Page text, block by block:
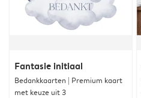
Fantasie initiaal
Bedankkaarten | Premium kaart
met keuze uit 3